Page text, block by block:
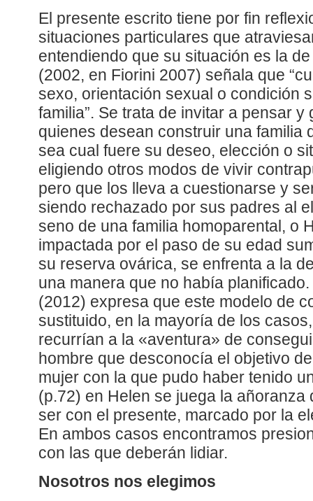
El presente escrito tiene por fin
situaciones particulares que
entendiendo que su situación es la
(2002, en Fiorini 2007) señala que
sexo, orientación sexual o condición
familia”. Se trata de invitar a pensar
quienes desean construir una familia
sea cual fuere su deseo, elección o
eligiendo otros modos de vivir
pero que los lleva a cuestionarse y
siendo rechazado por sus padres al
seno de una familia homoparental, o
impactada por el paso de su edad
su reserva ovárica, se enfrenta a la
una manera que no había
(2012) expresa que este modelo de
sustituido, en la mayoría de los
recurrían a la «aventura» de
hombre que desconocía el objetivo
mujer con la que pudo haber tenido
(p.72) en Helen se juega la añoranza
ser con el presente, marcado por la
En ambos casos encontramos
con las que deberán lidiar.
Nosotros nos elegimos